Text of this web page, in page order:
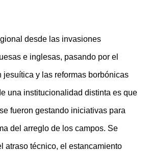
desde las invasiones
e inglesas, pasando por el
jesuítica y las reformas borbónicas
una institucionalidad distinta es que
fueron gestando iniciativas para
del arreglo de los campos. Se
atraso técnico, el estancamiento